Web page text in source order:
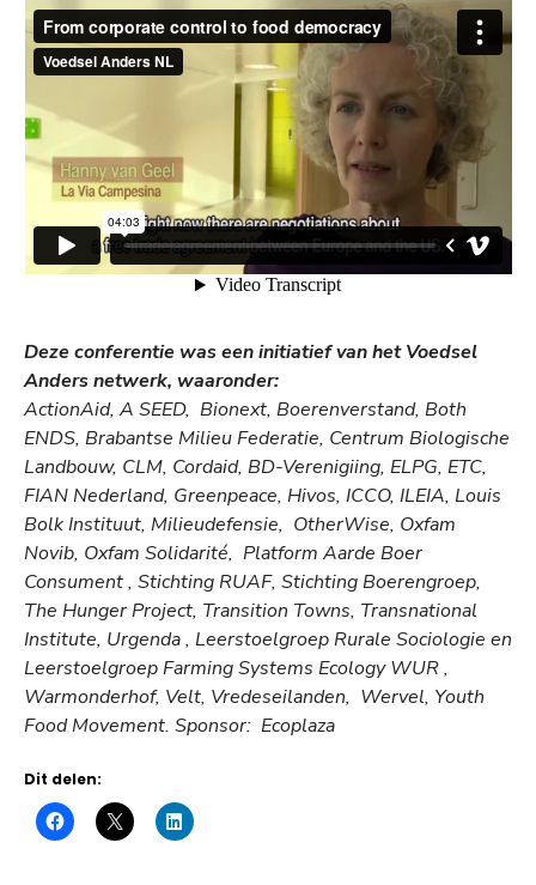
Deze conferentie was een initiatief van hetVoedsel
Anders netwerk, waaronder:
ActionAid, A SEED, Bionext, Boerenverstand, Both
ENDS, Brabantse Milieu Federatie, Centrum Biologische
Landbouw, CLM, Cordaid, BD-Verenigiing, ELPG, ETC,
FIAN Nederland, Greenpeace, Hivos, ICCO, ILEIA, Louis
Bolk Instituut, Milieudefensie, OtherWise, Oxfam
Novib, Oxfam Solidarité, Platform Aarde Boer
Consument , Stichting RUAF, Stichting Boerengroep,
The Hunger Project, Transition Towns, Transnational
Institute, Urgenda , Leerstoelgroep Rurale Sociologie en
Leerstoelgroep Farming Systems Ecology WUR ,
Warmonderhof, Velt, Vredeseilanden, Wervel, Youth
Food Movement. Sponsor: Ecoplaza
Dit delen: